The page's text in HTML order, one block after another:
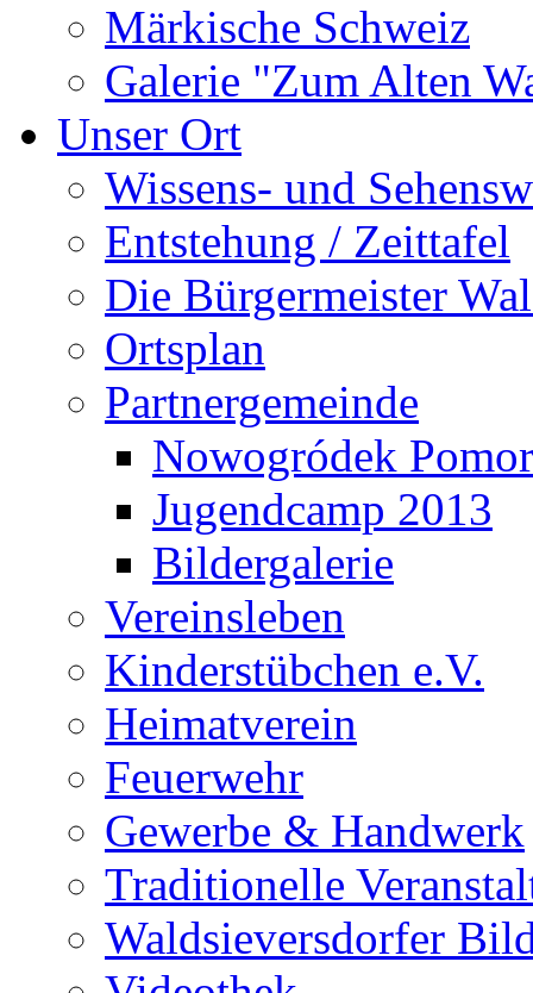
Märkische Schweiz
Galerie "Zum Alten
Unser Ort
Wissens- und
Entstehung / Zeittafel
Die Bürgermeister
Ortsplan
Partnergemeinde
Nowogródek
Jugendcamp 2013
Bildergalerie
Vereinsleben
Kinderstübchen e.V.
Heimatverein
Feuerwehr
Gewerbe & Handwerk
Traditionelle
Waldsieversdorfer